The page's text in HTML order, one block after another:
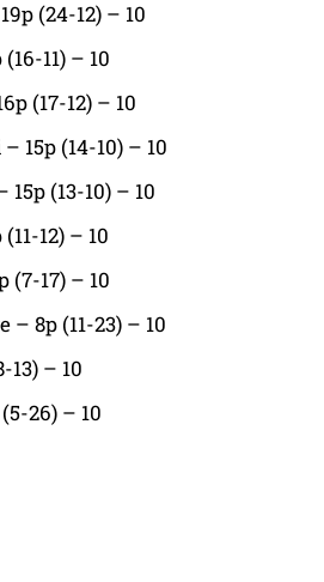
(24-12) – 10
11) – 10
(17-12) – 10
15p (14-10) – 10
(13-10) – 10
12) – 10
(7-17) – 10
– 8p (11-23) – 10
13) – 10
26) – 10